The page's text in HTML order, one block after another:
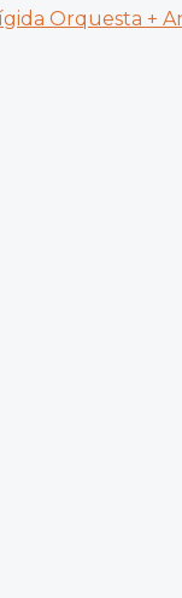
Orquesta +